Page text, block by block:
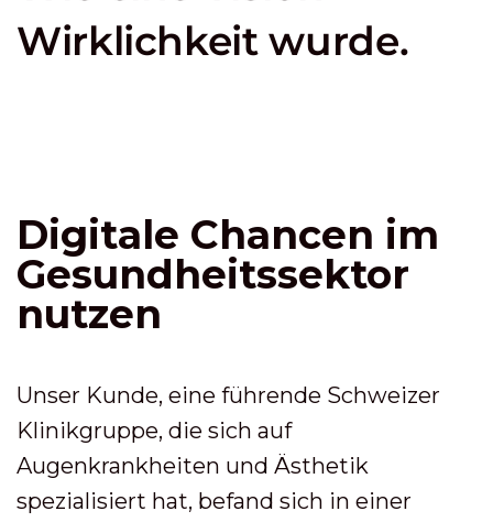
Wirklichkeit wurde.
Digitale Chancen im
Gesundheitssektor
nutzen
Unser Kunde, eine führende Schweizer
Klinikgruppe, die sich auf
Augenkrankheiten und Ästhetik
spezialisiert hat, befand sich in einer